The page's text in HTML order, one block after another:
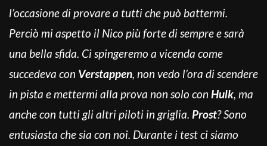
l’occasione di provare a tutti che può battermi.
Perciò mi aspetto il Nico più forte di sempre e sarà
una bella sfida. Ci spingeremo a vicenda come
succedeva con Verstappen, non vedo l’ora di scendere
in pista e mettermi alla prova non solo con Hulk, ma
anche con tutti gli altri piloti in griglia. Prost? Sono
entusiasta che sia con noi. Durante i test ci siamo